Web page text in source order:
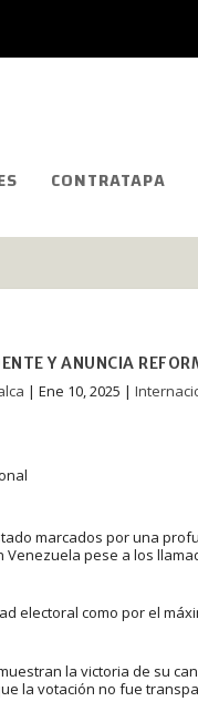
CONTRATAPA
Y ANUNCIA
|Ene 10, 2025 |
marcados por una
pese a los
electoral como por el
la victoria de su
la votación no fue